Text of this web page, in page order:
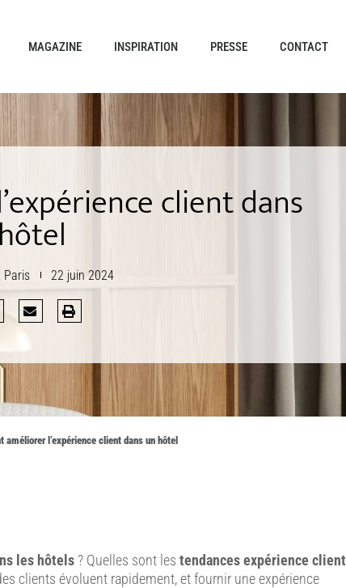
MAGAZINE INSPIRATION PRESSE CONTACT
client dans
, Paris 22 juin 2024
améliorer l’expérience client dans un hôtel
les hôtels? Quelles sont les tendances expérience client
clients évoluent rapidement, et fournir une expérience